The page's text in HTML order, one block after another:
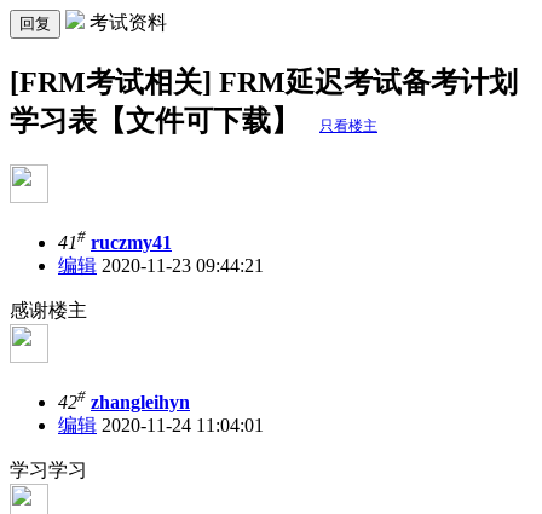
回复 考试资料
[FRM考试相关] FRM延迟考试备考计划
学习表【文件可下载】
只看楼主
41# ruczmy41
编辑 2020-11-23 09:44:21
感谢楼主
42# zhangleihyn
编辑 2020-11-24 11:04:01
学习学习